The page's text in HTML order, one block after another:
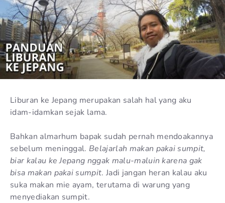
Liburan ke Jepang merupakan salah hal yang aku
idam-idamkan sejak lama.
Bahkan almarhum bapak sudah pernah mendoakannya
sebelum meninggal. Belajarlah makan pakai sumpit,
biar kalau ke Jepang nggak malu-maluin karena gak
bisa makan pakai sumpit. Jadi jangan heran kalau aku
suka makan mie ayam, terutama di warung yang
menyediakan sumpit.